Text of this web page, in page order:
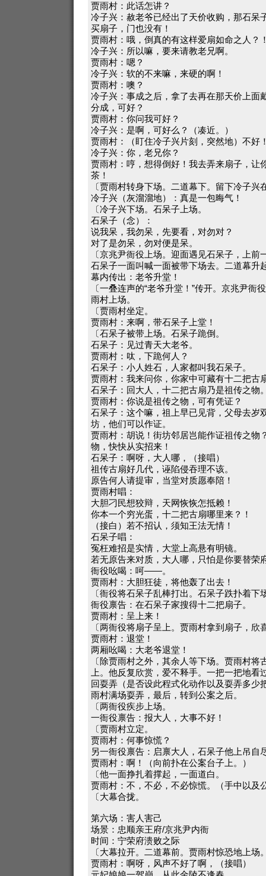
贾雨村：此话怎讲？
冷子兴：赦老爷已经出了天价收购，那石呆
买扇子，门也没有！
贾雨村：哦，倒真的有这样爱扇如命之人？
冷子兴：所以嘛，要来请教老兄啊。
贾雨村：嗯？
冷子兴：软的不来嘛，来硬的啊！
贾雨村：噢？
冷子兴：事成之后，拿了去再在那天价上面
分成，可好？
贾雨村：你问我可好？
冷子兴：是啊，可好么？（凑近。）
贾雨村：（盯住冷子兴片刻，突然地）不好
冷子兴：你，老兄你？
贾雨村：哼，想得倒好！我去弄来扇子，让
茶！
〔贾雨村转身下场。二道幕下。留下冷子兴
冷子兴（灰溜溜地）：真是一包晦气！
〔冷子兴下场。石呆子上场。
石呆子（念）：
说我呆，我勿呆，先要看，对勿对？
对了是勿呆，勿对便是呆。
〔京兆尹衙役上场。迎面遇见石呆子，上
石呆子一面叫喊一面被带下场去。二道幕升
幕内传出：老爷升堂！
〔一叠连声的“老爷升堂！”传开。京兆尹衙
雨村上场。
〔贾雨村坐定。
贾雨村：来啊，带石呆子上堂！
〔石呆子被带上场。石呆子跪倒。
石呆子：见过青天大老爷。
贾雨村：呔，下跪何人？
石呆子：小人姓石，人家都叫我石呆子。
贾雨村：我来问你，你家中可藏有十二把古
石呆子：回大人，十二把古扇乃是祖传之物
贾雨村：你说是祖传之物，可有凭证？
石呆子：这个嘛，祖上早已见背，父母去岁
坊，他们可以作证。
贾雨村：胡说！街坊邻居岂能作证祖传之物
物，快快从实招来！
石呆子：啊呀，大人哪，（接唱）
祖传古扇好几代，诬陷侵吞理不该。
原告何人请提审，当堂对质愿奉陪！
贾雨村唱：
大胆刁民想狡辩，天网恢恢怎抵赖！
你本一个穷光蛋，十二把古扇哪里来？！
（接白）若不招认，须知王法无情！
石呆子唱：
冤枉难招是实情，大堂上高悬有明镜。
若无原告来对质，大人哪，只怕是你要替荣
衙役吆喝：呵——。
贾雨村：大胆狂徒，将他轰了出去！
〔衙役将石呆子乱棒打出。石呆子跌扑着下
衙役禀告：在石呆子家搜得十二把扇子。
贾雨村：呈上来！
〔两衙役将扇子呈上。贾雨村拿到扇子，欣
贾雨村：退堂！
两厢吆喝：大老爷退堂！
〔除贾雨村之外，其余人等下场。贾雨村
上。他反复欣赏，爱不释手。一把一把地看
回耍弄（是否设此程式化动作以及耍弄多少
雨村满场耍弄，最后，转到公案之后。
〔两衙役疾步上场。
一衙役禀告：报大人，大事不好！
〔贾雨村立定。
贾雨村：何事惊慌？
另一衙役禀告：启禀大人，石呆子他上吊自
贾雨村：啊！（向前扑在公案台子上。）
〔他一面挣扎着撑起，一面道白。
贾雨村：不，不必，不必惊慌。（手中以及
〔大幕合拢。
第六场：害人害己
场景：忠顺亲王府/京兆尹内衙
时间：宁荣府溃败之际
〔大幕拉开。二道幕前。贾雨村惊恐地上场
贾雨村：啊呀，风声不好了啊，（接唱）